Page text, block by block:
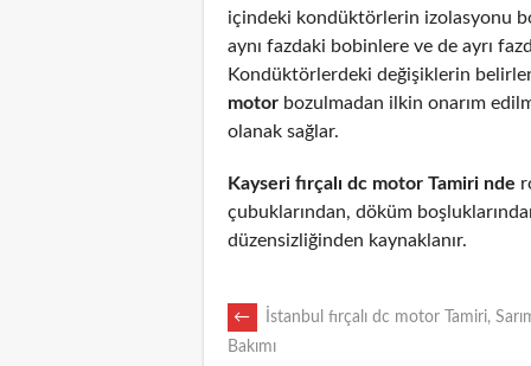
içindeki kondüktörlerin izolasyonu
aynı fazdaki bobinlere ve de ayrı
Kondüktörlerdeki değişiklerin
motor bozulmadan ilkin onarım
olanak sağlar.
Kayseri fırçalı dc motor Tamiri nde
çubuklarından, döküm
düzensizliğinden kaynaklanır.
POST
←
İstanbul fırçalı dc motor Tamiri,
Bakımı